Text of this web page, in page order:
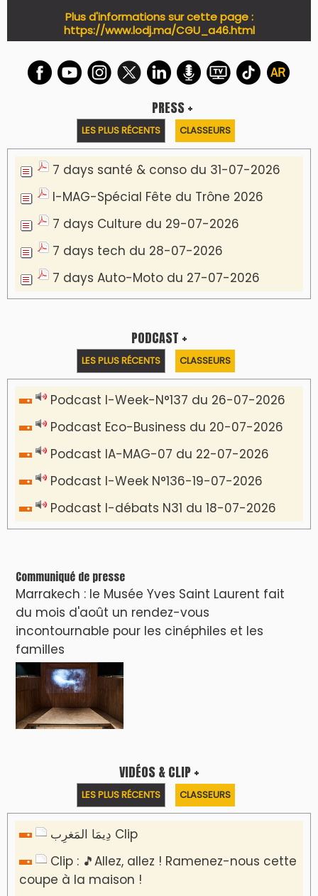
Plus d'informations sur cette page :
https://www.lodj.ma/CGU_a46.html
PRESS +
LES PLUS RÉCENTS CLASSEURS
7 days santé & conso du 31-07-2026
I-MAG-Spécial Fête du Trône 2026
7 days Culture du 29-07-2026
7 days tech du 28-07-2026
7 days Auto-Moto du 27-07-2026
PODCAST +
LES PLUS RÉCENTS CLASSEURS
Podcast I-Week-N°137 du 26-07-2026
Podcast Eco-Business du 20-07-2026
Podcast IA-MAG-07 du 22-07-2026
Podcast I-Week N°136-19-07-2026
Podcast I-débats N31 du 18-07-2026
Communiqué de presse
Marrakech : le Musée Yves Saint Laurent fait
du mois d'août un rendez-vous
incontournable pour les cinéphiles et les
familles
VIDÉOS & CLIP +
LES PLUS RÉCENTS CLASSEURS
دِيمَا المَغرِب Clip
Clip : 🎵Allez, allez ! Ramenez-nous cette
coupe à la maison !